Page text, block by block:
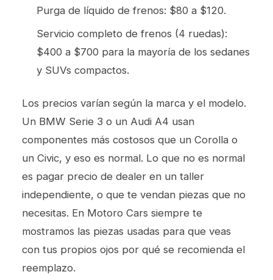
Purga de líquido de frenos: $80 a $120.
Servicio completo de frenos (4 ruedas):
$400 a $700 para la mayoría de los sedanes
y SUVs compactos.
Los precios varían según la marca y el modelo.
Un BMW Serie 3 o un Audi A4 usan
componentes más costosos que un Corolla o
un Civic, y eso es normal. Lo que no es normal
es pagar precio de dealer en un taller
independiente, o que te vendan piezas que no
necesitas. En Motoro Cars siempre te
mostramos las piezas usadas para que veas
con tus propios ojos por qué se recomienda el
reemplazo.